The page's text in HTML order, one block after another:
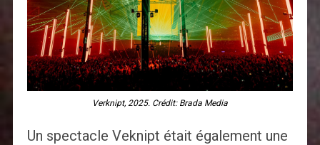
Verknipt, 2025. Crédit: Brada Media
Un spectacle Veknipt était également une